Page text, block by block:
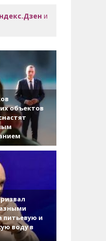
и
объектов
питьевую и
воду в